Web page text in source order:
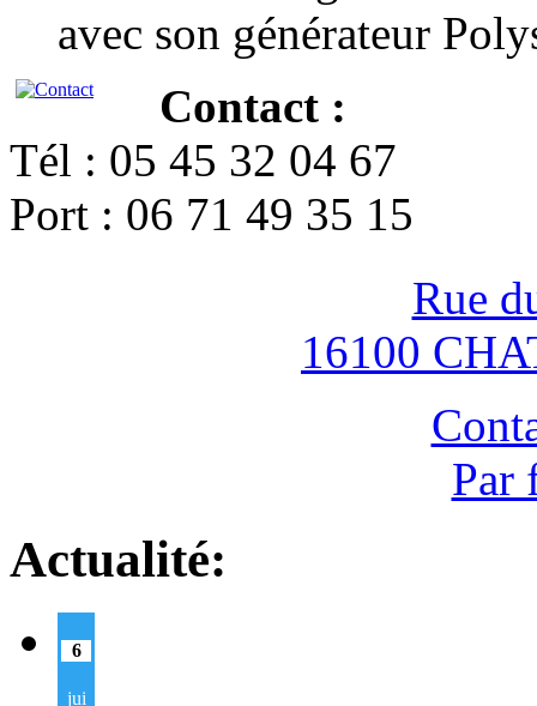
avec son générateur
Contact :
Tél : 05 45 32 04 67
Port : 06 71 49 35 15
Rue
16100
Par
Actualité:
6
jui